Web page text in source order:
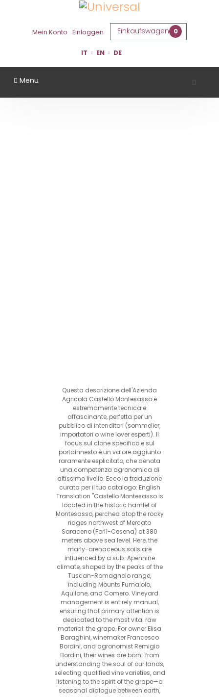
Mein Konto Einloggen Einkaufswagen 0
IT EN DE
Menu
Questa descrizione dell'Azienda
Agricola Castello Montesasso è
estremamente tecnica e
affascinante, perfetta per un
pubblico di intenditori (sommelier,
importatori o wine lover esperti). Il
focus sul clone specifico e sul
portainnesto è un valore aggiunto
raramente esplicitato, che denota
una competenza agronomica di
altissimo livello. Ecco la traduzione
curata per il tuo catalogo: English
Translation "Castello Montesasso is
located in the historic hamlet of
Montesasso, perched atop the rocky
ridges northwest of Mercato
Saraceno (Forlì-Cesena) at 380
meters above sea level. Here, the
marly-arenaceous soils are
influenced by a sub-Apennine
climate, shaped by the peaks of the
Tuscan-Romagnolo range,
including Mounts Fumaiolo,
Aquilone, and Comero. Vineyard
management is entirely manual,
ensuring that primary attention is
dedicated to the most vital raw
material: the grape. For owner Elisa
Baraghini, winemaker Francesco
Bordini, and agronomist Remigio
Bordini, their wines are born: 'from
understanding the soul of our lands,
selecting qualified vine varieties, and
listening to the spirit of the grape—a
seasonal dialogue between earth,